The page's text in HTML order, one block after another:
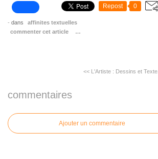
Repost 0
- dans
affinites textuelles
commenter cet article
…
<< L'Artiste : Dessins et Texte.
commentaires
Ajouter un commentaire